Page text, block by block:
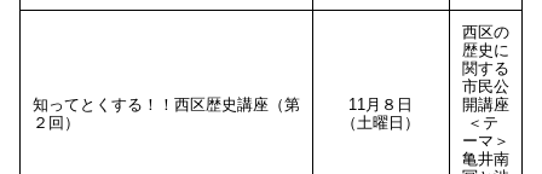
知ってとくする！！西区歴史講座（第
２回）
11月８日
（土曜日）
西区の
歴史に
関する
市民公
開講座
＜テ
ーマ＞
亀井南